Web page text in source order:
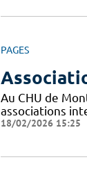
PAGES
Au CHU de
associations
18/02/2026 15:25